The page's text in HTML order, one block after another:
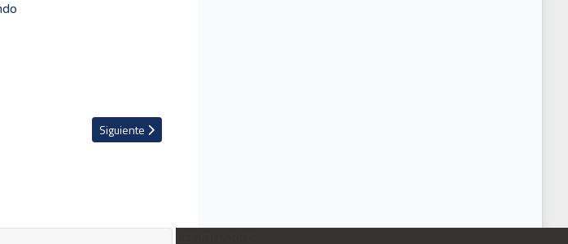
en septiembre Artículo siguiente: Luis Fernando Suárez asegura que el único jugador fijo para el Mundial es
Siguiente